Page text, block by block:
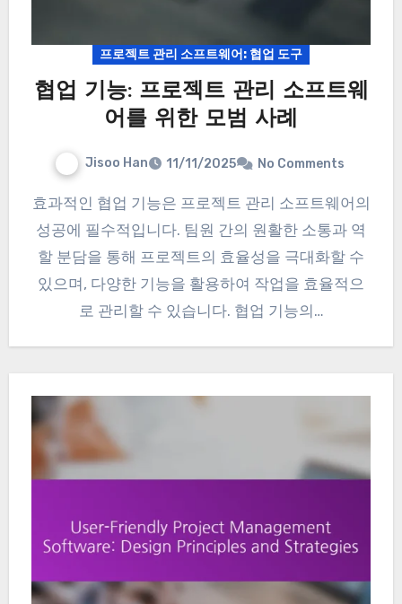
프로젝트 관리 소프트웨어: 협업 도구
협업 기능: 프로젝트 관리 소프트웨
어를 위한 모범 사례
Jisoo Han 11/11/2025 No Comments
효과적인 협업 기능은 프로젝트 관리 소프트웨어의
성공에 필수적입니다. 팀원 간의 원활한 소통과 역
할 분담을 통해 프로젝트의 효율성을 극대화할 수
있으며, 다양한 기능을 활용하여 작업을 효율적으
로 관리할 수 있습니다. 협업 기능의…